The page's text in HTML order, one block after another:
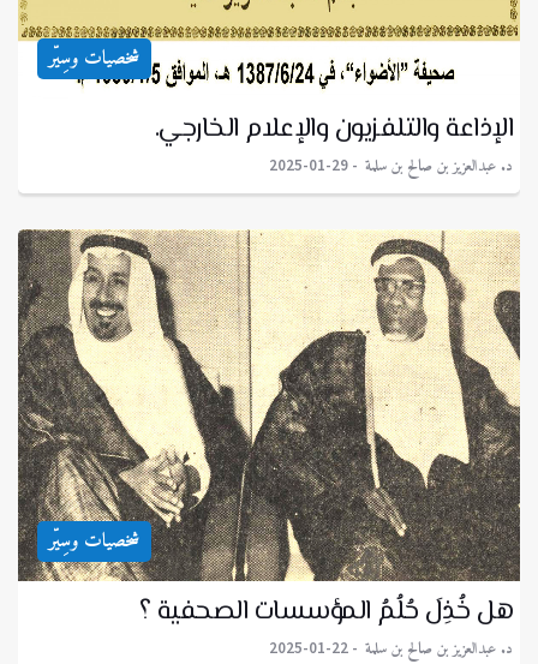
شخصيات وسِيّر
الإذاعة والتلفزيون والإعلام الخارجي.
د. عبدالعزيز بن صالح بن سلمة 2025-01-29
شخصيات وسِيّر
هل خُذِلَ حُلُمُ المؤسسات الصحفية ؟
د. عبدالعزيز بن صالح بن سلمة 2025-01-22